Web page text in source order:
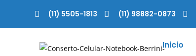
(11) 5505-1813 (11) 98882-0873
Inicio